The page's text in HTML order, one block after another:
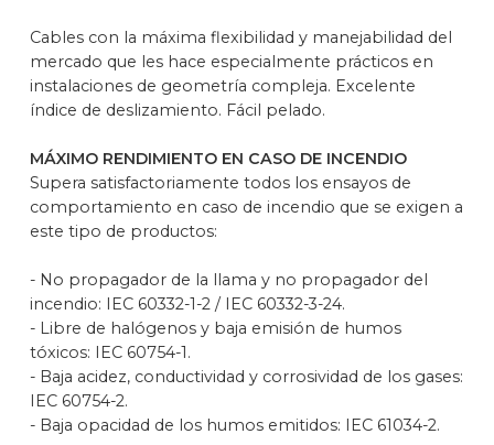
Cables con la máxima flexibilidad y manejabilidad del
mercado que les hace especialmente prácticos en
instalaciones de geometría compleja. Excelente
índice de deslizamiento. Fácil pelado.
MÁXIMO RENDIMIENTO EN CASO DE INCENDIO
Supera satisfactoriamente todos los ensayos de
comportamiento en caso de incendio que se exigen a
este tipo de productos:
- No propagador de la llama y no propagador del
incendio: IEC 60332-1-2 / IEC 60332-3-24.
- Libre de halógenos y baja emisión de humos
tóxicos: IEC 60754-1.
- Baja acidez, conductividad y corrosividad de los gases:
IEC 60754-2.
- Baja opacidad de los humos emitidos: IEC 61034-2.